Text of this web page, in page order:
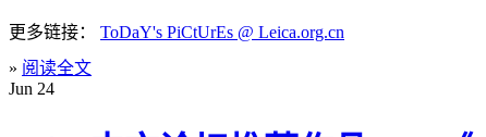
更多链接： ToDaY's PiCtUrEs @ Leica.org.cn
» 阅读全文
Jun 24